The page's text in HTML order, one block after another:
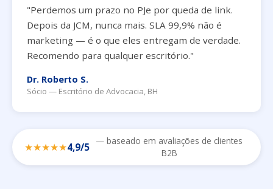
"Perdemos um prazo no PJe por queda de link.
Depois da JCM, nunca mais. SLA 99,9% não é
marketing — é o que eles entregam de verdade.
Recomendo para qualquer escritório."
Dr. Roberto S.
Sócio — Escritório de Advocacia, BH
★★★★★4,9/5
— baseado em avaliações de clientes
B2B